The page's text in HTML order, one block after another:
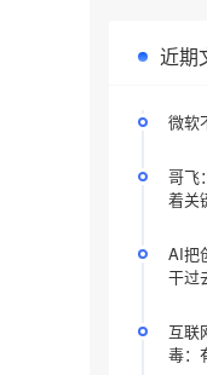
近期
微软
哥飞
着关
AI把
干过
互联
毒：